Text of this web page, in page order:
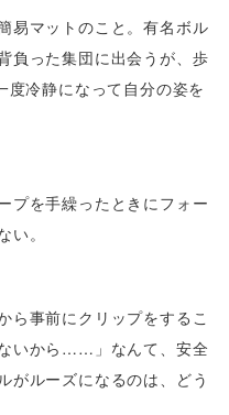
易マットのこと。有名ボル
負った集団に出会うが、歩
度冷静になって自分の姿を
プを手繰ったときにフォー
。
ら事前にクリップをするこ
いから……」なんて、安全
がルーズになるのは、どう